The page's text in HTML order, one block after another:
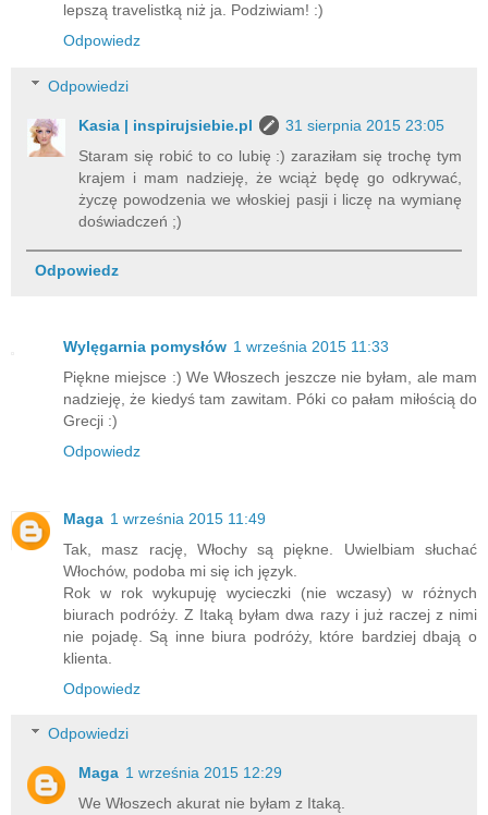
lepszą travelistką niż ja. Podziwiam! :)
Odpowiedz
Odpowiedzi
Kasia | inspirujsiebie.pl
31 sierpnia 2015 23:05
Staram się robić to co lubię :) zaraziłam się trochę tym
krajem i mam nadzieję, że wciąż będę go odkrywać,
życzę powodzenia we włoskiej pasji i liczę na wymianę
doświadczeń ;)
Odpowiedz
Wylęgarnia pomysłów 1 września 2015 11:33
Piękne miejsce :) We Włoszech jeszcze nie byłam, ale mam
nadzieję, że kiedyś tam zawitam. Póki co pałam miłością do
Grecji :)
Odpowiedz
Maga 1 września 2015 11:49
Tak, masz rację, Włochy są piękne. Uwielbiam słuchać
Włochów, podoba mi się ich język.
Rok w rok wykupuję wycieczki (nie wczasy) w różnych
biurach podróży. Z Itaką byłam dwa razy i już raczej z nimi
nie pojadę. Są inne biura podróży, które bardziej dbają o
klienta.
Odpowiedz
Odpowiedzi
Maga 1 września 2015 12:29
We Włoszech akurat nie byłam z Itaką.